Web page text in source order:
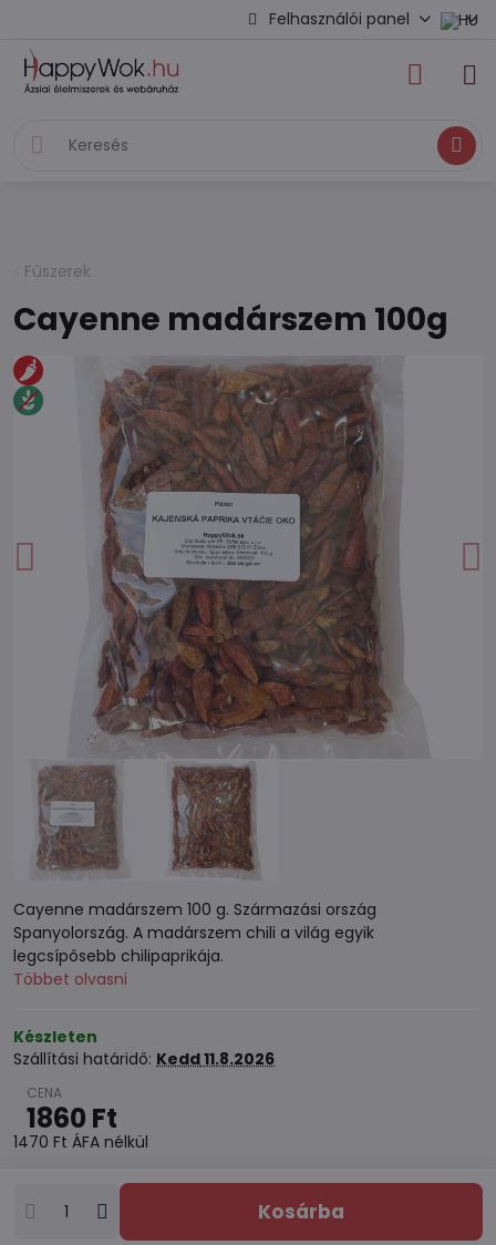
Felhasználói panel
Keresés
Fűszerek
Cayenne madárszem 100g
Cayenne madárszem 100 g. Származási ország
Spanyolország. A madárszem chili a világ egyik
legcsípősebb chilipaprikája.
Többet olvasni
Készleten
Szállítási határidő: Kedd11.8.2026
1860 Ft
1470 Ft ÁFA nélkül
Kosárba